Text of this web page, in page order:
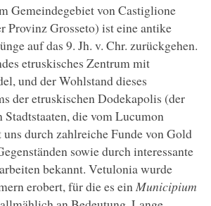
Gemeindegebiet von Castiglione
Provinz Grosseto) ist eine antike
auf das 9. Jh. v. Chr. zurückgehen.
etruskisches Zentrum mit
und der Wohlstand dieses
der etruskischen Dodekapolis (der
die vom Lucumon
durch zahlreiche Funde von Gold
sowie durch interessante
bekannt. Vetulonia wurde
erobert, für die es ein Municipium